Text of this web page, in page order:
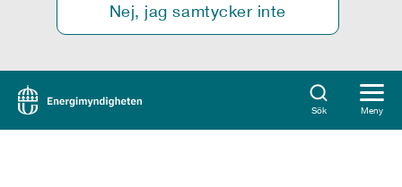
Nej, jag samtycker inte
Sök Meny